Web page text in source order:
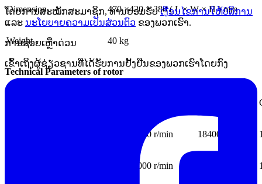
Dimension 470 ×420 × 380 ( L × W × H ) mm
Weight 40 kg
Technical Parameters of rotor
16000 r/min 18400 xg
16000 r/min
ໂດຍການສະໝັກສະມາຊິກ, ທ່ານຍອມຮັບເງື່ອນໄຂການໃຫ້ບໍລິການ
ແລະ ນະໂຍບາຍຄວາມເປັນສ່ວນຕົວ ຂອງພວກເຮົາ.
ການຊ່ວຍເຫຼືໍາດ່ວນ
ເຂົ້າເຖິງຜູ້ຊ່ຽວຊານທີ່ໄດ້ຮັບການຢັ້ງຢືນຂອງພວກເຮົາໂດຍກົງ